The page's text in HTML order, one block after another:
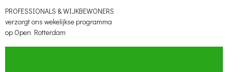
PROFESSIONALS & WIJKBEWONERS
verzorgt ons wekelijkse programma
op Open Rotterdam